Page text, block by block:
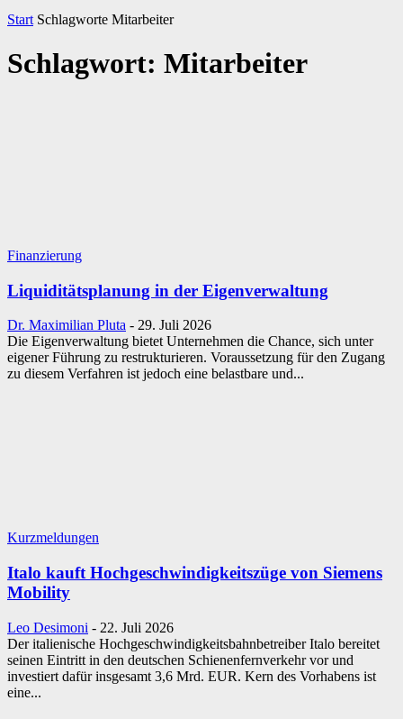
Start Schlagworte Mitarbeiter
Schlagwort: Mitarbeiter
Finanzierung
Liquiditätsplanung in der Eigenverwaltung
Dr. Maximilian Pluta - 29. Juli 2026
Die Eigenverwaltung bietet Unternehmen die Chance, sich unter
eigener Führung zu restrukturieren. Voraussetzung für den Zugang
zu diesem Verfahren ist jedoch eine belastbare und...
Kurzmeldungen
Italo kauft Hochgeschwindigkeitszüge von Siemens
Mobility
Leo Desimoni - 22. Juli 2026
Der italienische Hochgeschwindigkeitsbahnbetreiber Italo bereitet
seinen Eintritt in den deutschen Schienenfernverkehr vor und
investiert dafür insgesamt 3,6 Mrd. EUR. Kern des Vorhabens ist
eine...